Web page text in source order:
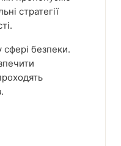
стратегії
безпеки.